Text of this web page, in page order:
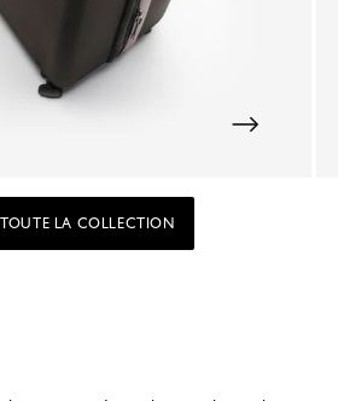
LA COLLECTION